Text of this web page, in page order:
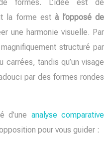
formes. L’idée est de
la forme est à l’opposé de
une harmonie visuelle. Par
structuré par
carrées, tandis qu’un visage
par des formes rondes
d’une analyse comparative
pour vous guider :